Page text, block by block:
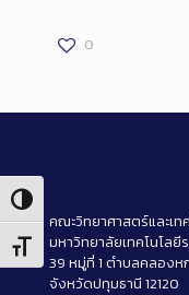
Toggle High Contrast
Toggle Font size
0
คณะวิทยาศาสตร์และเท
มหาวิทยาลัยเทคโนโล
39 หมู่ที่ 1 ตำบลคลอง
จังหวัดปทุมธานี 12120